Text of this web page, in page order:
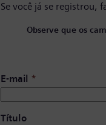
Se você já se registrou,
Observe que os
E-mail *
Título